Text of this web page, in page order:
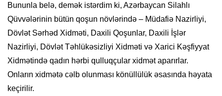
Bununla belə, demək istərdim ki, Azərbaycan Silahlı
Qüvvələrinin bütün qoşun növlərində – Müdafiə Nazirliyi,
Dövlət Sərhəd Xidməti, Daxili Qoşunlar, Daxili İşlər
Nazirliyi, Dövlət Təhlükəsizliyi Xidməti və Xarici Kəşfiyyat
Xidmətində qadın hərbi qulluqçular xidmət aparırlar.
Onların xidmətə cəlb olunması könüllülük əsasında həyata
keçirilir.